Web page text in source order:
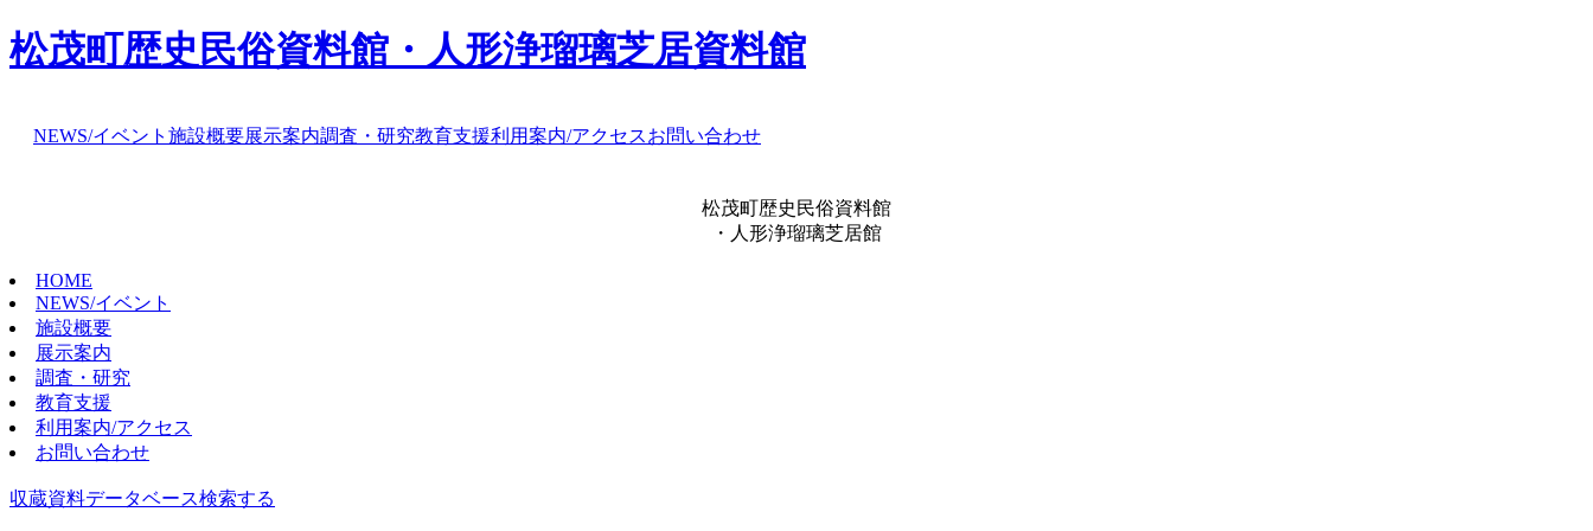
松茂町歴史民俗資料館・人形浄瑠璃芝居資料館
NEWS/イベント 施設概要展示案内調査・研究教育支援利用案内/アクセスお問い合わせ
松茂町歴史民俗資料館
・人形浄瑠璃芝居館
HOME
NEWS/イベント
施設概要
展示案内
調査・研究
教育支援
利用案内/アクセス
お問い合わせ
収蔵資料データベース検索する